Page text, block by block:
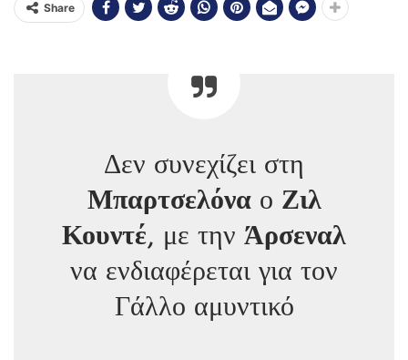
Share
Δεν συνεχίζει στη
Μπαρτσελόνα ο Ζιλ
Κουντέ, με την Άρσεναλ
να ενδιαφέρεται για τον
Γάλλο αμυντικό